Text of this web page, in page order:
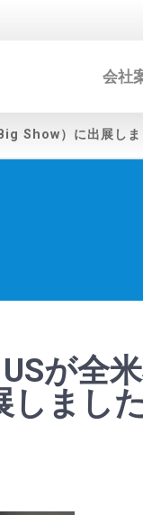
会社
Show）に出展しま
が全
しました